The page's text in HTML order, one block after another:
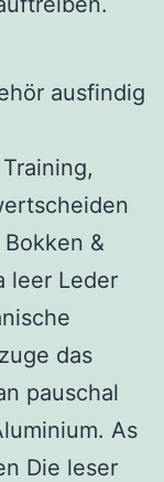
ausfindig
&
leer Leder
das
pauschal
As
Die leser